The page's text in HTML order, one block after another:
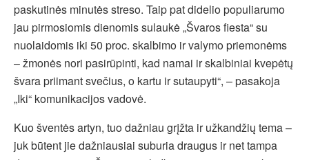
paskutinės minutės streso. Taip pat didelio populiarumo
jau pirmosiomis dienomis sulaukė „Švaros fiesta“ su
nuolaidomis iki 50 proc. skalbimo ir valymo priemonėms
– žmonės nori pasirūpinti, kad namai ir skalbiniai kvepėtų
švara priimant svečius, o kartu ir sutaupyti“, – pasakoja
„Iki“ komunikacijos vadovė.
Kuo šventės artyn, tuo dažniau grįžta ir užkandžių tema –
juk būtent jie dažniausiai suburia draugus ir net tampa